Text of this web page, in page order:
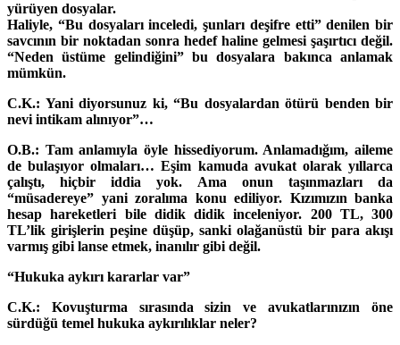
yürüyen dosyalar.
Haliyle, “Bu dosyaları inceledi, şunları deşifre etti” denilen bir
savcının bir noktadan sonra hedef haline gelmesi şaşırtıcı değil.
“Neden üstüme gelindiğini” bu dosyalara bakınca anlamak
mümkün.
C.K.: Yani diyorsunuz ki, “Bu dosyalardan ötürü benden bir
nevi intikam alınıyor”…
O.B.: Tam anlamıyla öyle hissediyorum. Anlamadığım, aileme
de bulaşıyor olmaları… Eşim kamuda avukat olarak yıllarca
çalıştı, hiçbir iddia yok. Ama onun taşınmazları da
“müsadereye” yani zoralıma konu ediliyor. Kızımızın banka
hesap hareketleri bile didik didik inceleniyor. 200 TL, 300
TL’lik girişlerin peşine düşüp, sanki olağanüstü bir para akışı
varmış gibi lanse etmek, inanılır gibi değil.
“Hukuka aykırı kararlar var”
C.K.: Kovuşturma sırasında sizin ve avukatlarınızın öne
sürdüğü temel hukuka aykırılıklar neler?